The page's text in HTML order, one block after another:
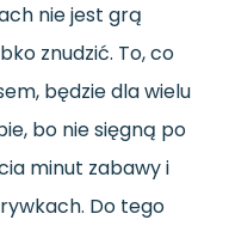
nie jest grą
znudzić. To, co
będzie dla wielu
bo nie sięgną po
minut zabawy i
Do tego